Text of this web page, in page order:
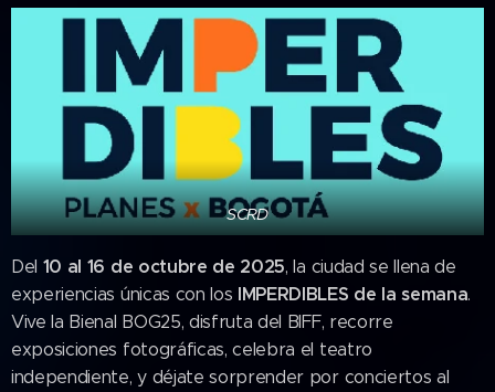
SCRD
Del 10 al 16 de octubre de 2025, la ciudad se llena de
experiencias únicas con los IMPERDIBLES de la semana.
Vive la Bienal BOG25, disfruta del BIFF, recorre
exposiciones fotográficas, celebra el teatro
independiente, y déjate sorprender por conciertos al